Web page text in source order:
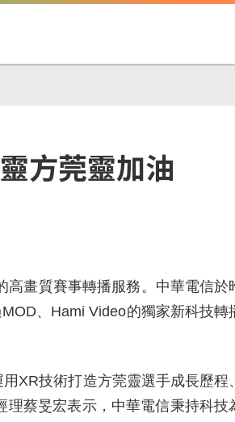
方莞靈加油
高畫質賽事轉播服務。中華電信於
、Hami Video的獨家新科技轉
XR技術打造方莞靈選手成長歷程、
蔡旻宏表示，中華電信秉持科技